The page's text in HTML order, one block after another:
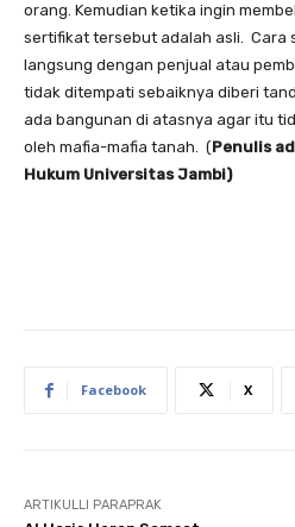
orang. Kemudian ketika ingin
sertifikat tersebut adalah asli. Cara
langsung dengan penjual atau
tidak ditempati sebaiknya diberi
ada bangunan di atasnya agar itu
oleh mafia-mafia tanah. (Penulis
Hukum Universitas Jambi)
Facebook X
ARTIKULLI PARAPRAK